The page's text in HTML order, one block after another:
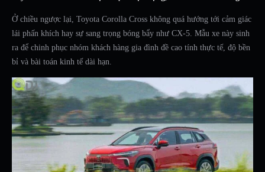
Ở chiều ngược lại, Toyota Corolla Cross không quá hướng tới cảm giác
lái phấn khích hay sự sang trọng bóng bẩy như CX-5. Mẫu xe này sinh
ra để chinh phục nhóm khách hàng gia đình đề cao tính thực tế, độ bền
bỉ và bài toán kinh tế dài hạn.